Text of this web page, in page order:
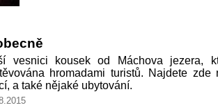
vesnici kousek od Máchova jezera,
hromadami turistů. Najdete zde
a také nějaké ubytování.